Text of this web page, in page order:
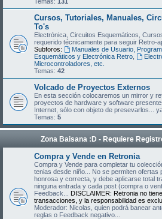
Cursos, Tutoriales, Manuales,
To's
Electrónica, Circuitos Esquemáticos,
requerido técnicamente para seguir Retro-
Subforos:
Manuales de Usuario,
Esquemáticos y Electrónica Retro
Microcontroladores, etc.
Temas: 42
Volcado de Proyectos Externos
En esta sección colocaremos un mirror y
proyectos de hardware y software
Internet, sólo con objeto de presevarlos...
Temas: 5
Zona Baisana :D - Requiere
Compra y Vende en Retronia
Compra y Vende para completar tu
tenias desde niño... No se permiten ofertas
honrosa y correcta, y debe aplicarse total
ninguna entrada y cada post (compra o
Feedback... DISCLAIMER: Retronia no
transacciones, y la responsabilidad es
Moderador: Nicolas, quien podrá banear
reglas o Feedback negativo...